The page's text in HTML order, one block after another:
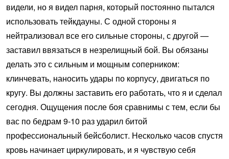
видели, но я видел парня, который постоянно пытался
использовать тейкдауны. С одной стороны я
нейтрализовал все его сильные стороны, с другой —
заставил ввязаться в незрелищный бой. Вы обязаны
делать это с сильным и мощным соперником:
клинчевать, наносить удары по корпусу, двигаться по
кругу. Вы должны заставить его работать, что я и сделал
сегодня. Ощущения после боя сравнимы с тем, если бы
вас по бедрам 9-10 раз ударил битой
профессиональный бейсболист. Несколько часов спустя
кровь начинает циркулировать, и я чувствую себя